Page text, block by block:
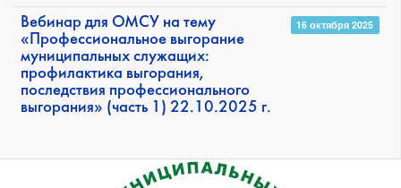
Вебинар для ОМСУ на тему
«Профессиональное выгорание
муниципальных служащих:
профилактика выгорания,
последствия профессионального
выгорания» (часть 1) 22.10.2025 г.
16 октября 2025